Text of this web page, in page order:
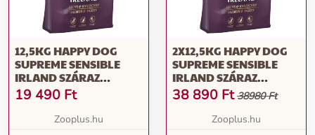
12,5KG HAPPY DOG
SUPREME SENSIBLE
IRLAND SZÁRAZ
KUTYATÁP
19 490 Ft
Zooplus.hu
2X12,5KG HAPPY DOG
SUPREME SENSIBLE
IRLAND SZÁRAZ
KUTYATÁP
38 890 Ft 38980 Ft
Zooplus.hu